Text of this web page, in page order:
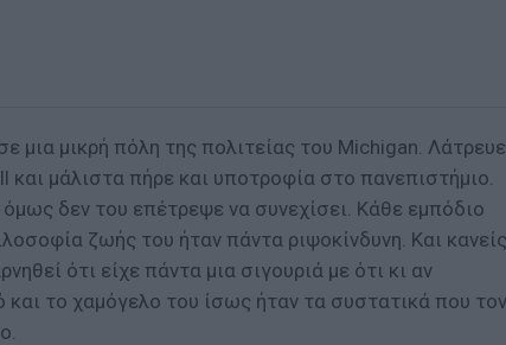
μια μικρή πόλη της πολιτείας του Michigan. Λάτρευε
και μάλιστα πήρε και υποτροφία στο πανεπιστήμιο.
δεν του επέτρεψε να συνεχίσει. Κάθε εμπόδιο
ζωής του ήταν πάντα ριψοκίνδυνη. Και κανείς
ότι είχε πάντα μια σιγουριά με ότι κι αν
και το χαμόγελο του ίσως ήταν τα συστατικά που τον